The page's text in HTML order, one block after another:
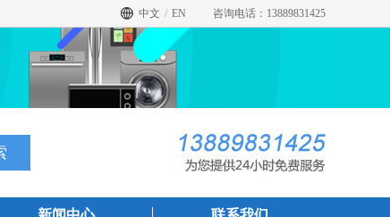
中文 / EN 咨询电话：13889831425